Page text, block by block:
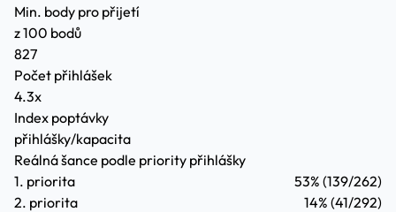
Min. body pro přijetí
z 100 bodů
827
Počet přihlášek
4.3x
Index poptávky
přihlášky/kapacita
Reálná šance podle priority přihlášky
1. priorita
53% (139/262)
2. priorita
14% (41/292)